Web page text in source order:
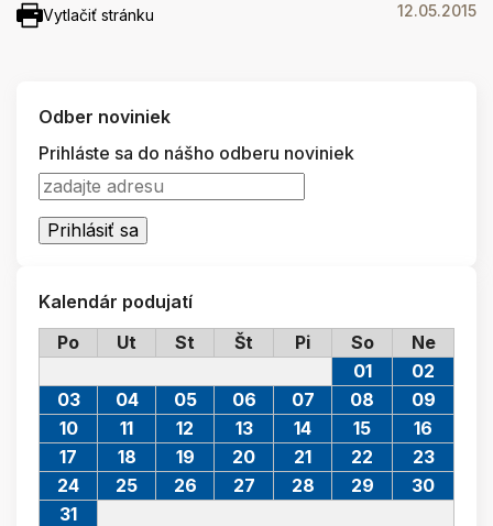
Vytlačiť stránku 12.05.2015
Odber noviniek
Prihláste sa do nášho odberu noviniek
Kalendár podujatí
Po
Ut St Št Pi So Ne
01
02
03
04 05 06 07 08
09
10
11 12 13 14 15
16
17
18 19 20 21 22
23
24
25 26 27 28 29
30
31